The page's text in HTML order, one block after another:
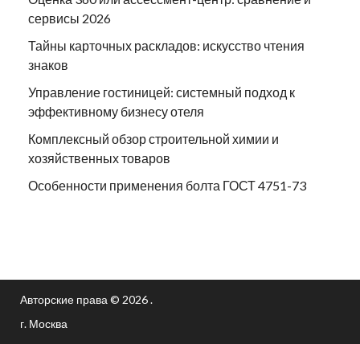
сервисы 2026
Тайны карточных раскладов: искусство чтения
знаков
Управление гостиницей: системный подход к
эффективному бизнесу отеля
Комплексный обзор строительной химии и
хозяйственных товаров
Особенности применения болта ГОСТ 4751-73
Авторские права © 2026 .
г. Москва